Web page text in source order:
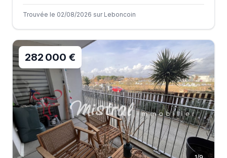
Trouvée le 02/08/2026 sur Leboncoin
282 000 €